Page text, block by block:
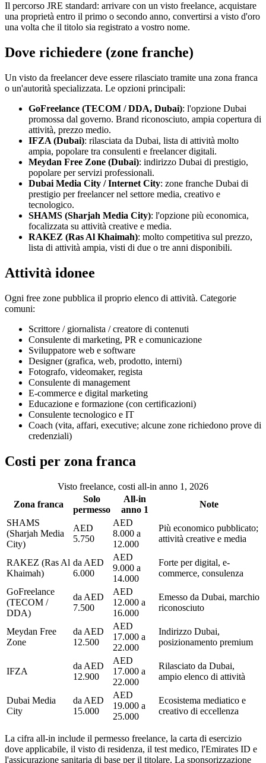
Il percorso JRE standard: arrivare con un visto freelance, acquistare
una proprietà entro il primo o secondo anno, convertirsi a visto d'oro
una volta che il titolo sia registrato a vostro nome.
Dove richiedere (zone franche)
Un visto da freelancer deve essere rilasciato tramite una zona franca
o un'autorità specializzata. Le opzioni principali:
GoFreelance (TECOM / DDA, Dubai): l'opzione Dubai
promossa dal governo. Brand riconosciuto, ampia copertura di
attività, prezzo medio.
IFZA (Dubai): rilasciata da Dubai, lista di attività molto
ampia, popolare tra consulenti e freelancer digitali.
Meydan Free Zone (Dubai): indirizzo Dubai di prestigio,
popolare per servizi professionali.
Dubai Media City / Internet City: zone franche Dubai di
prestigio per freelancer nel settore media, creativo e
tecnologico.
SHAMS (Sharjah Media City): l'opzione più economica,
focalizzata su attività creative e media.
RAKEZ (Ras Al Khaimah): molto competitiva sul prezzo,
lista di attività ampia, visti di due o tre anni disponibili.
Attività idonee
Ogni free zone pubblica il proprio elenco di attività. Categorie
comuni:
Scrittore / giornalista / creatore di contenuti
Consulente di marketing, PR e comunicazione
Sviluppatore web e software
Designer (grafica, web, prodotto, interni)
Fotografo, videomaker, regista
Consulente di management
E-commerce e digital marketing
Educazione e formazione (con certificazioni)
Consulente tecnologico e IT
Coach (vita, affari, executive; alcune zone richiedono prove di
credenziali)
Costi per zona franca
Visto freelance, costi all-in anno 1, 2026
Zona franca
Solo
permesso
All-in
anno 1
Note
SHAMS
(Sharjah Media
City)
AED
5.750
AED
8.000 a
12.000
Più economico pubblicato;
attività creative e media
RAKEZ (Ras Al
Khaimah)
da AED
6.000
AED
9.000 a
14.000
Forte per digital, e-
commerce, consulenza
GoFreelance
(TECOM /
DDA)
da AED
7.500
AED
12.000 a
16.000
Emesso da Dubai, marchio
riconosciuto
Meydan Free
Zone
da AED
12.500
AED
17.000 a
22.000
Indirizzo Dubai,
posizionamento premium
IFZA
da AED
12.900
AED
17.000 a
22.000
Rilasciato da Dubai,
ampio elenco di attività
Dubai Media
City
da AED
15.000
AED
19.000 a
25.000
Ecosistema mediatico e
creativo di eccellenza
La cifra all-in include il permesso freelance, la carta di esercizio
dove applicabile, il visto di residenza, il test medico, l'Emirates ID e
l'assicurazione sanitaria di base per il titolare. La sponsorizzazione